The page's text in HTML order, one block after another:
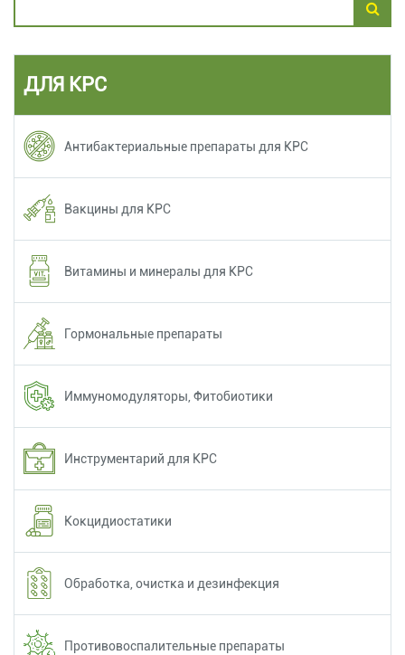
ДЛЯ КРС
Антибактериальные препараты для КРС
Вакцины для КРС
Витамины и минералы для КРС
Гормональные препараты
Иммуномодуляторы, Фитобиотики
Инструментарий для КРС
Кокцидиостатики
Обработка, очистка и дезинфекция
Противовоспалительные препараты